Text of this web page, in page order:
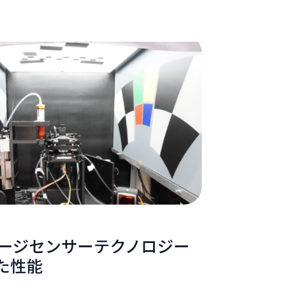
ジセンサーテクノロジー
性能